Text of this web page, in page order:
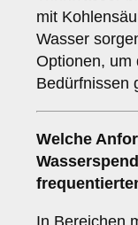
mit
Wasser
Optionen, um
Bedürfnissen
Welche